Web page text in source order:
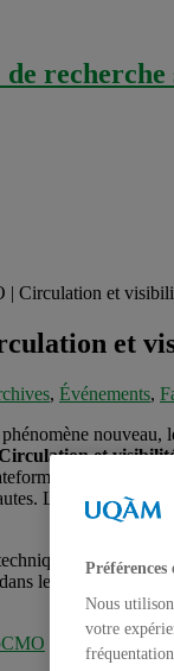
Circulation et
et
, Événements,
et
visitées sur
Les différentes
le cadre de l’
et par la
Nous
votre